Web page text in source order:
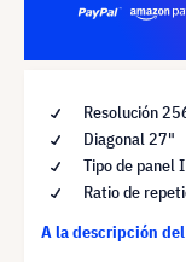
Resolución
Diagonal 27"
Tipo de panel
Ratio de
A la descripción